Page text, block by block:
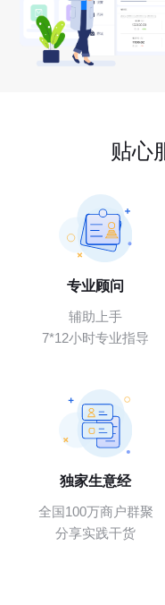
贴心
专业顾问
辅助上手
7*12小时专业指导
独家生意经
全国100万商户群聚
分享实践干货